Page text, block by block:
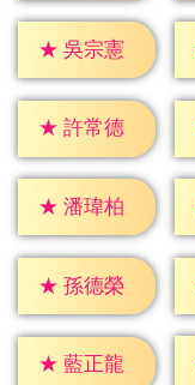
★ 吳宗憲
★ 許常德
★ 潘瑋柏
★ 孫德榮
★ 藍正龍